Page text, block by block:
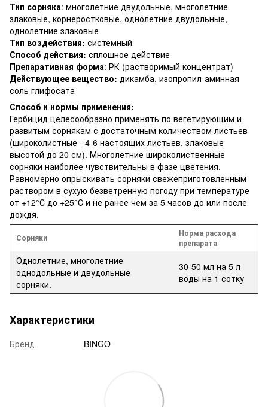
Тип сорняка: многолетние двудольные, многолетние
злаковые, корнеростковые, однолетние двудольные,
однолетние злаковые
Тип воздействия: системный
Способ действия: сплошное действие
Препаративная форма: РК (растворимый концентрат)
Действующее вещество: дикамба, изопропил-аминная
соль глифосата
Способ и нормы применения:
Гербицид целесообразно применять по вегетирующим и
развитым сорнякам с достаточным количеством листьев
(широколистные - 4-6 настоящих листьев, злаковые
высотой до 20 см). Многолетние широколиственные
сорняки наиболее чувствительны в фазе цветения.
Равномерно опрыскивать сорняки свежеприготовленным
раствором в сухую безветренную погоду при температуре
от +12°С до +25°С и не ранее чем за 5 часов до или после
дождя.
Сорняки
Норма расхода
препарата
Однолетние, многолетние
однодольные и двудольные
сорняки.
30-50 мл на 5 л
воды на 1 сотку
Характеристики
Бренд BINGO